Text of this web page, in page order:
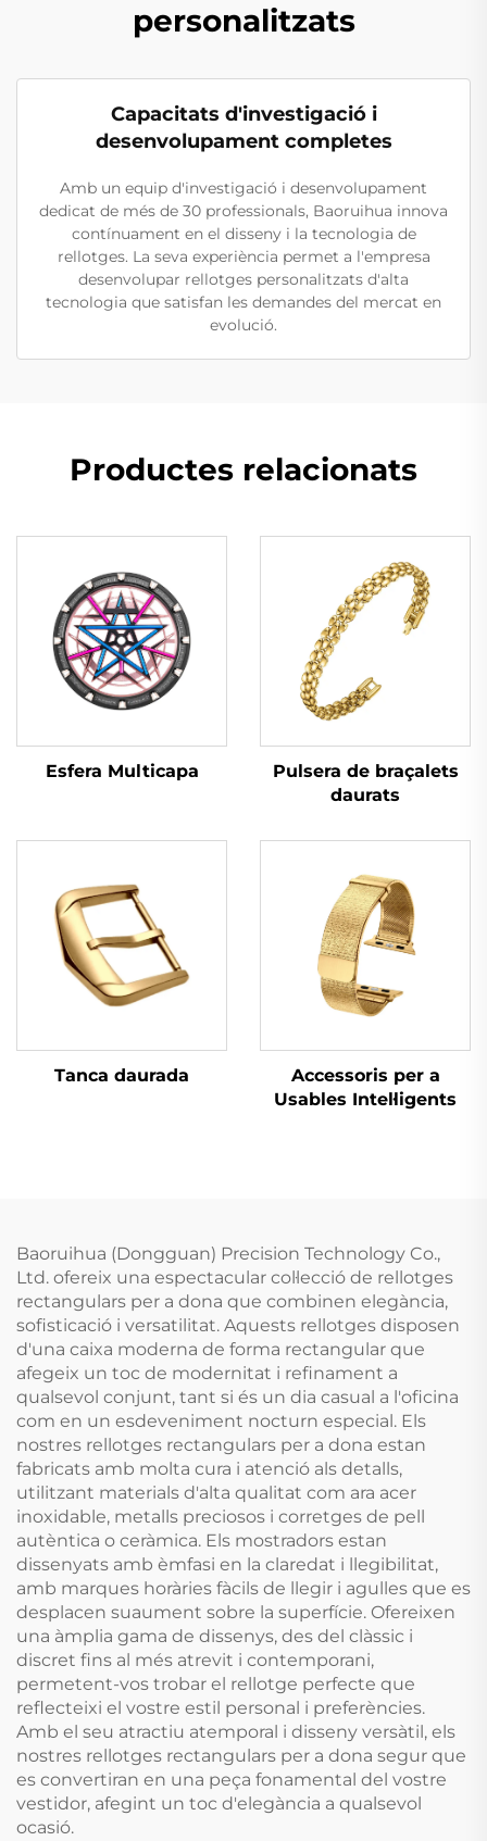
personalitzats
Capacitats d'investigació i
desenvolupament completes
Amb un equip d'investigació i desenvolupament
dedicat de més de 30 professionals, Baoruihua innova
contínuament en el disseny i la tecnologia de
rellotges. La seva experiència permet a l'empresa
desenvolupar rellotges personalitzats d'alta
tecnologia que satisfan les demandes del mercat en
evolució.
Productes relacionats
Esfera Multicapa
Pulsera de braçalets
daurats
Tanca daurada
Accessoris per a
Usables Intel·ligents
Baoruihua (Dongguan) Precision Technology Co.,
Ltd. ofereix una espectacular col·lecció de rellotges
rectangulars per a dona que combinen elegància,
sofisticació i versatilitat. Aquests rellotges disposen
d'una caixa moderna de forma rectangular que
afegeix un toc de modernitat i refinament a
qualsevol conjunt, tant si és un dia casual a l'oficina
com en un esdeveniment nocturn especial. Els
nostres rellotges rectangulars per a dona estan
fabricats amb molta cura i atenció als detalls,
utilitzant materials d'alta qualitat com ara acer
inoxidable, metalls preciosos i corretges de pell
autèntica o ceràmica. Els mostradors estan
dissenyats amb èmfasi en la claredat i llegibilitat,
amb marques horàries fàcils de llegir i agulles que es
desplacen suaument sobre la superfície. Ofereixen
una àmplia gama de dissenys, des del clàssic i
discret fins al més atrevit i contemporani,
permetent-vos trobar el rellotge perfecte que
reflecteixi el vostre estil personal i preferències.
Amb el seu atractiu atemporal i disseny versàtil, els
nostres rellotges rectangulars per a dona segur que
es convertiran en una peça fonamental del vostre
vestidor, afegint un toc d'elegància a qualsevol
ocasió.